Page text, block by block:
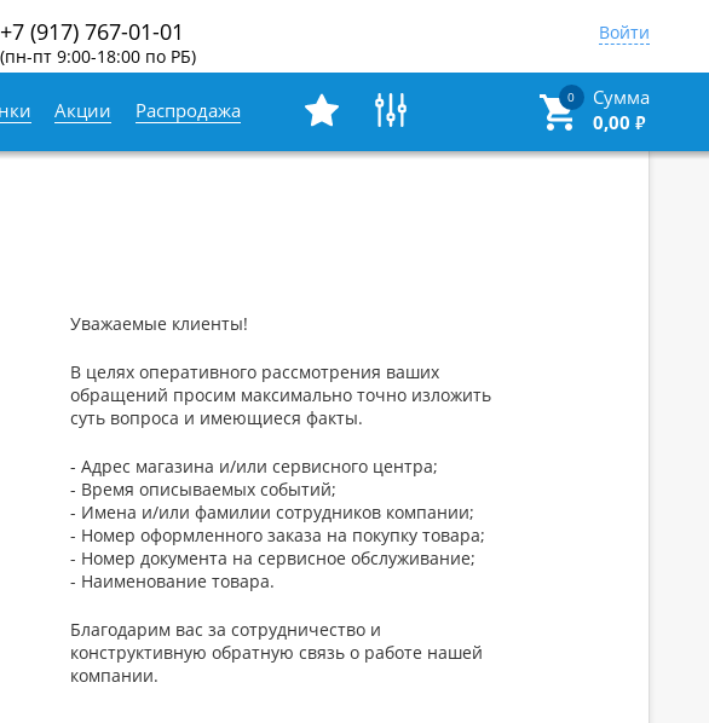
+7 (917) 767-01-01
(пн-пт 9:00-18:00 по РБ)
Войти
Акции Распродажа
Сумма
0
0,00 ₽
Уважаемые клиенты!
В целях оперативного рассмотрения ваших
обращений просим максимально точно изложить
суть вопроса и имеющиеся факты.
- Адрес магазина и/или сервисного центра;
- Время описываемых событий;
- Имена и/или фамилии сотрудников компании;
- Номер оформленного заказа на покупку товара;
- Номер документа на сервисное обслуживание;
- Наименование товара.
Благодарим вас за сотрудничество и
конструктивную обратную связь о работе нашей
компании.